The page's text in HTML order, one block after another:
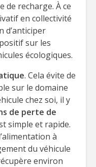
de recharge. À ce
en collectivité
d’anticiper
sur les
écologiques.
. Cela évite de
sur le domaine
chez soi, il y
de perte de
simple et rapide.
à
du véhicule
environ